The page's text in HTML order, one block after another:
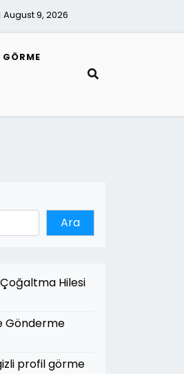
Neden Onemlidir |
August 9, 2026
Ara
Hilesi
Gönderme
profil görme